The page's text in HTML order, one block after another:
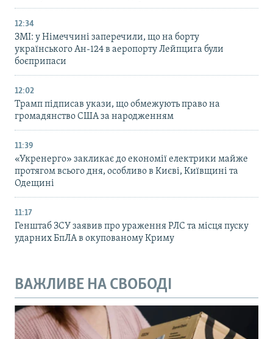
12:34
ЗМІ: у Німеччині заперечили, що на борту
українського Ан-124 в аеропорту Лейпцига були
боєприпаси
12:02
Трамп підписав укази, що обмежують право на
громадянство США за народженням
11:39
«Укренерго» закликає до економії електрики майже
протягом всього дня, особливо в Києві, Київщині та
Одещині
11:17
Генштаб ЗСУ заявив про ураження РЛС та місця пуску
ударних БпЛА в окупованому Криму
ВАЖЛИВЕ НА СВОБОДІ